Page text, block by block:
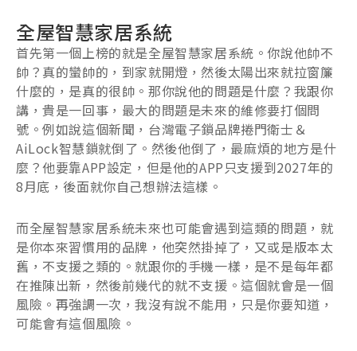
全屋智慧家居系統
首先第一個上榜的就是全屋智慧家居系統。你說他帥不
帥？真的蠻帥的，到家就開燈，然後太陽出來就拉窗簾
什麼的，是真的很帥。那你說他的問題是什麼？我跟你
講，貴是一回事，最大的問題是未來的維修要打個問
號。例如說這個新聞，台灣電子鎖品牌捲門衛士＆
AiLock智慧鎖就倒了。然後他倒了，最麻煩的地方是什
麼？他要靠APP設定，但是他的APP只支援到2027年的
8月底，後面就你自己想辦法這樣。
而全屋智慧家居系統未來也可能會遇到這類的問題，就
是你本來習慣用的品牌，他突然掛掉了，又或是版本太
舊，不支援之類的。就跟你的手機一樣，是不是每年都
在推陳出新，然後前幾代的就不支援。這個就會是一個
風險。再強調一次，我沒有說不能用，只是你要知道，
可能會有這個風險。